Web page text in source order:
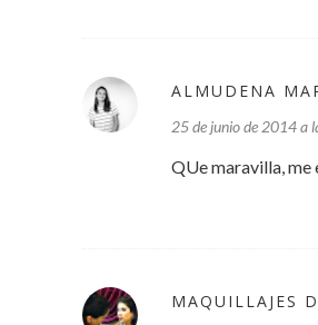
ALMUDENA
25 de junio de 2014 a
QUe maravilla, me
MAQUILLAJES